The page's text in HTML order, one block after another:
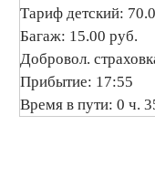
Тариф детский:
Багаж: 15.00 руб.
Добровол.
Прибытие: 17:55
Время в пути: 0 ч.